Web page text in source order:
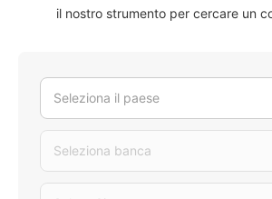
il nostro strumento per cercare un
Seleziona il paese
Seleziona banca